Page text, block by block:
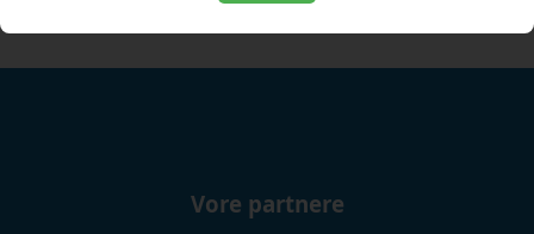
Vore partnere